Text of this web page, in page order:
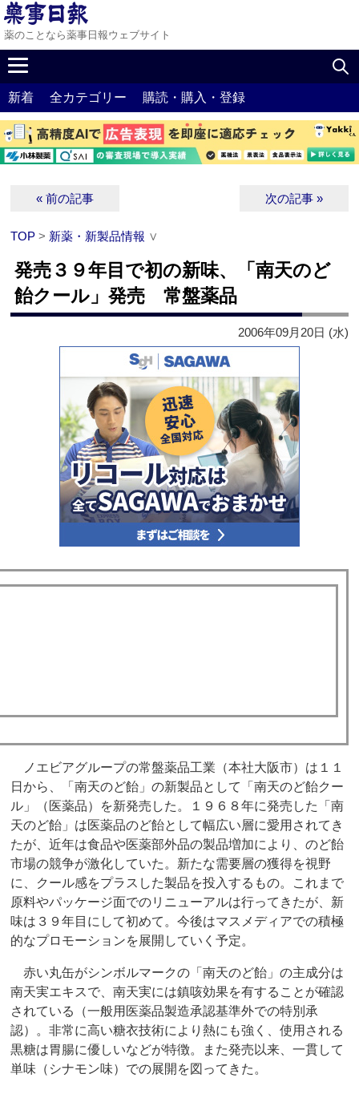
薬のことなら薬事日報ウェブサイト
新着 全カテゴリー 購読・購入・登録
« 前の記事 次の記事 »
TOP > 新薬・新製品情報 ∨
発売３９年目で初の新味、「南天のど
飴クール」発売 常盤薬品
2006年09月20日 (水)
ノエビアグループの常盤薬品工業（本社大阪市）は１１
日から、「南天のど飴」の新製品として「南天のど飴クー
ル」（医薬品）を新発売した。１９６８年に発売した「南
天のど飴」は医薬品のど飴として幅広い層に愛用されてき
たが、近年は食品や医薬部外品の製品増加により、のど飴
市場の競争が激化していた。新たな需要層の獲得を視野
に、クール感をプラスした製品を投入するもの。これまで
原料やパッケージ面でのリニューアルは行ってきたが、新
味は３９年目にして初めて。今後はマスメディアでの積極
的なプロモーションを展開していく予定。
赤い丸缶がシンボルマークの「南天のど飴」の主成分は
南天実エキスで、南天実には鎮咳効果を有することが確認
されている（一般用医薬品製造承認基準外での特別承
認）。非常に高い糖衣技術により熱にも強く、使用される
黒糖は胃腸に優しいなどが特徴。また発売以来、一貫して
単味（シナモン味）での展開を図ってきた。